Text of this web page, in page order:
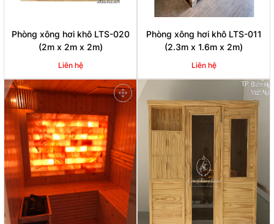
Phòng xông hơi khô LTS-020
(2m x 2m x 2m)
Liên hệ
Phòng xông hơi khô LTS-011
(2.3m x 1.6m x 2m)
Liên hệ